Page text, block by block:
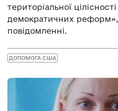
територіальної
демократичних реформ»,
повідомленні.
ДОПОМОГА США